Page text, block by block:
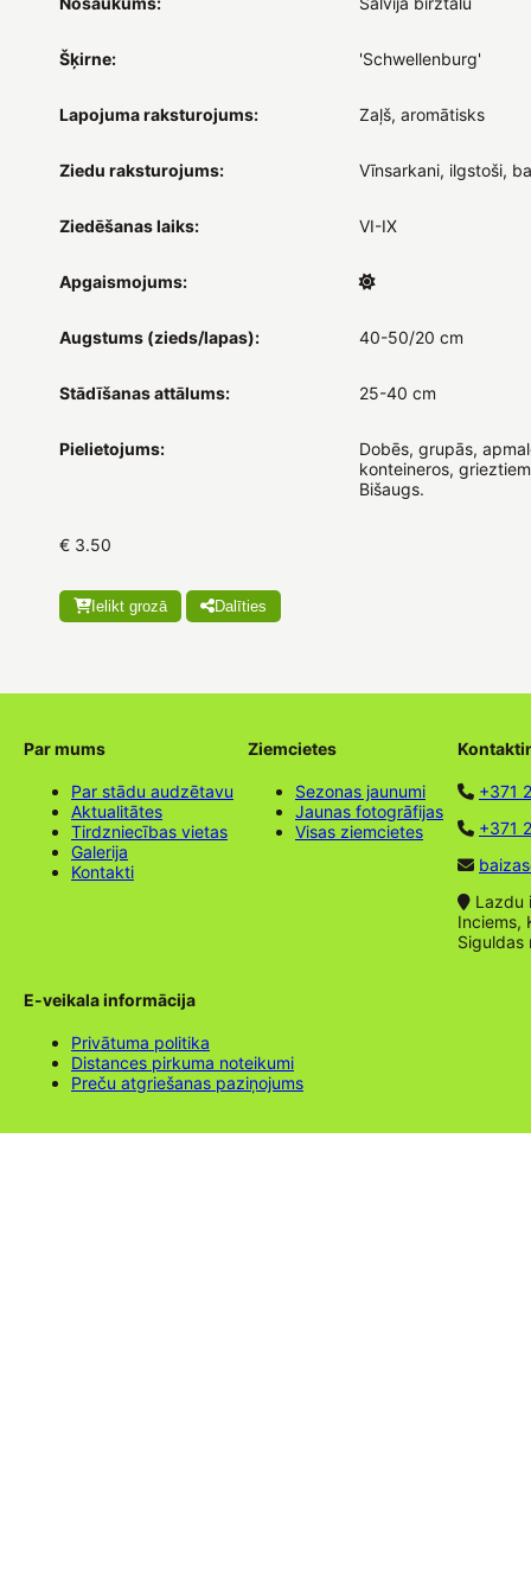
Šķirne: 'Schwellenburg'
Lapojuma raksturojums: Zaļš, aromātisks
Ziedu raksturojums: Vīnsarkani, ilgstoši,
Ziedēšanas laiks: VI-IX
Apgaismojums:
Augstums (zieds/lapas): 40-50/20 cm
Stādīšanas attālums: 25-40 cm
Pielietojums:
Dobēs, grupās,
konteineros,
Bišaugs.
€ 3.50
Ielikt grozā Dalīties
Par mums
Par stādu audzētavu
Aktualitātes
Tirdzniecības vietas
Galerija
Kontakti
Ziemcietes
Sezonas jaunumi
Jaunas fotogrāfijas
Visas ziemcietes
+371
+371
Lazdu
Inciems,
Siguldas
E-veikala informācija
Privātuma politika
Distances pirkuma noteikumi
Preču atgriešanas paziņojums